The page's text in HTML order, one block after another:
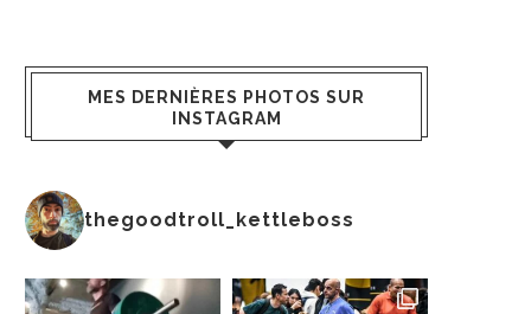
MES DERNIÈRES PHOTOS SUR
INSTAGRAM
thegoodtroll_kettleboss